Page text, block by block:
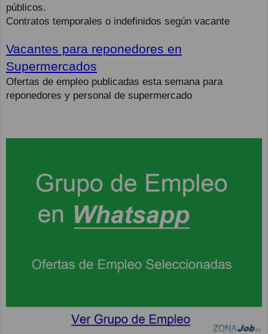
públicos.
Contratos temporales o indefinidos según vacante
Vacantes para reponedores en
Supermercados
Ofertas de empleo publicadas esta semana para
reponedores y personal de supermercado